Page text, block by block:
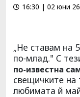
16:30 | 02 юни 26
„Не ставам на
по-млад." С
по-известна
свещичките на
любимата й